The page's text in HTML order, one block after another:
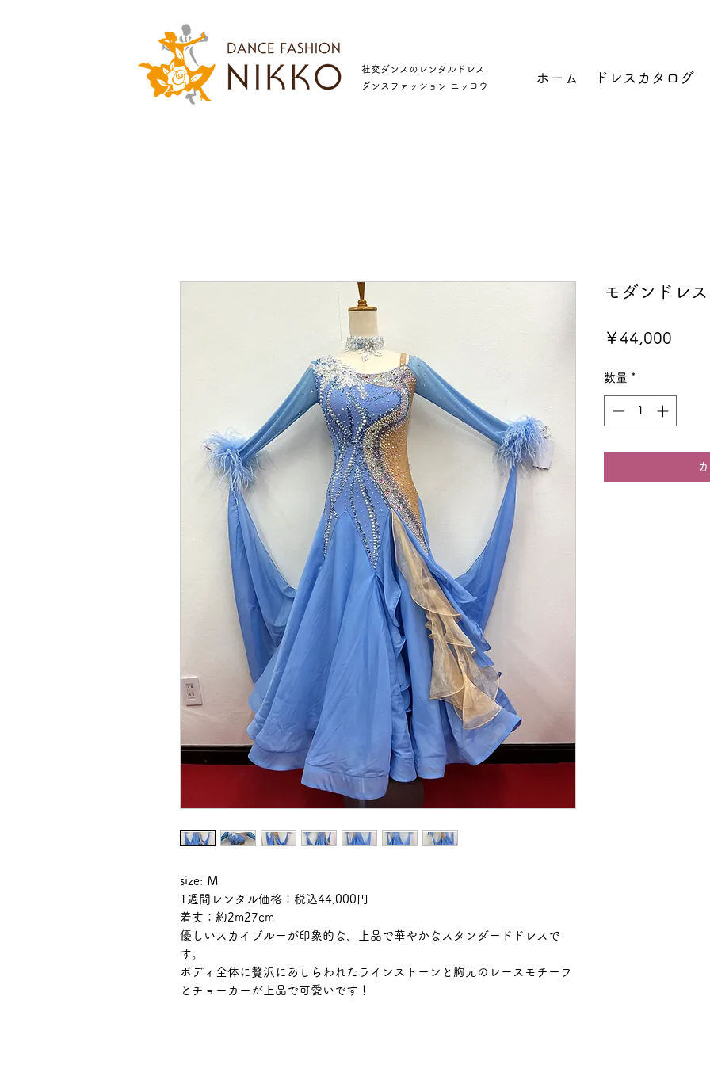
ホーム ドレスカタログ
社交ダンスのレンタルドレス
​ダンスファッション ニッコウ
size: Ｍ
1週間レンタル価格：税込44,000円
着丈：約2m27cm
優しいスカイブルーが印象的な、上品で華やかなスタンダードドレスで
す。
ボディ全体に贅沢にあしらわれたラインストーンと胸元のレースモチーフ
とチョーカーが上品で可愛いです！
モダンドレ
￥44,000
数量 *